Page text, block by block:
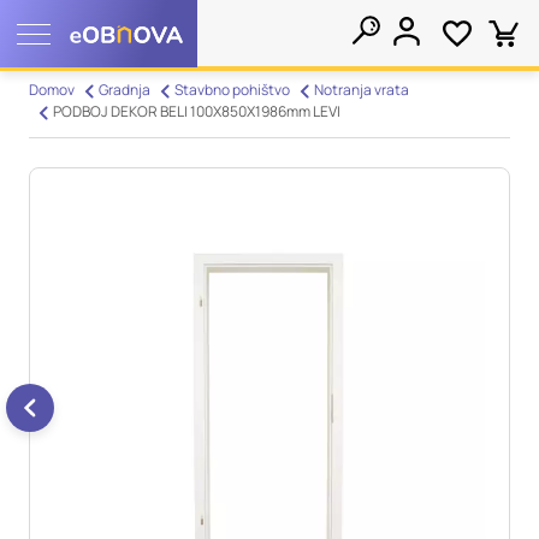
Domov Gradnja Stavbno pohištvo
Notranja vrata
PODBOJ DEKOR BELI 100X850X1986mm LEVI
Nastavitve piškotkov
piškotkov. Te informacije se lahko navezujejo na vas, vaše
nastavitve, vašo napravo ali pa skrbijo, da vaše spletno mesto
deluje v skladu z vašimi pričakovanji. Te informacije običajno
imena kategorij, da si ogledate več informacij in spremenite
privzete nastavitve. Blokiranje določenih vrst piškotkov vpliva